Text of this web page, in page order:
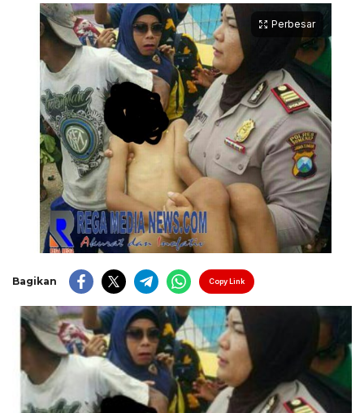
Perbesar
Bagikan Copy Link